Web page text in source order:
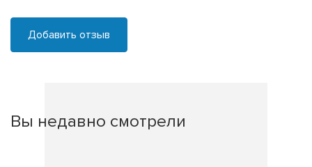
Добавить отзыв
Вы недавно смотрели